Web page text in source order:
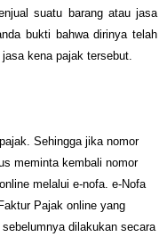
suatu barang atau jasa
bukti bahwa dirinya telah
kena pajak tersebut.
Sehingga jika nomor
meminta kembali nomor
melalui e-nofa. e-Nofa
Pajak online yang
dilakukan secara